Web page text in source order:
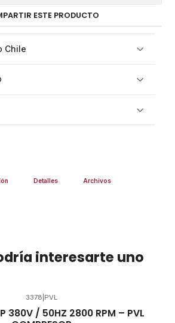
ESTE PRODUCTO
Chile
Detalles Archivos
interesarte uno
3378 PVL
380V / 50HZ 2800 RPM – PVL